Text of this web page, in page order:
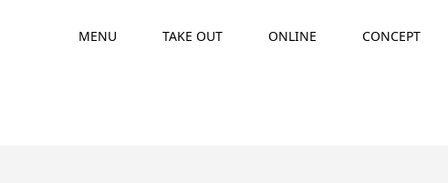
MENU TAKE OUT ONLINE CONCEPT